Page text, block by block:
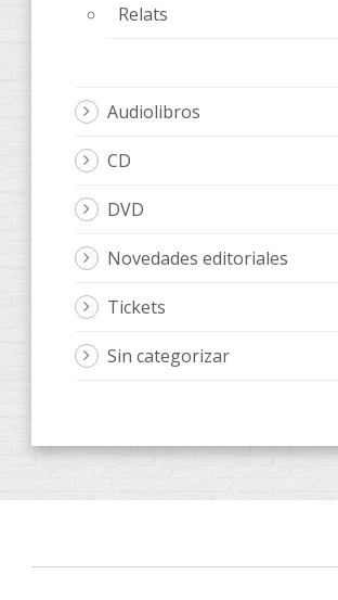
Relats
Audiolibros
CD
DVD
Novedades editoriales
Tickets
Sin categorizar